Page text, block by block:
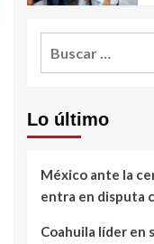
Lo último
México ante la
entra en disputa
Coahuila líder en